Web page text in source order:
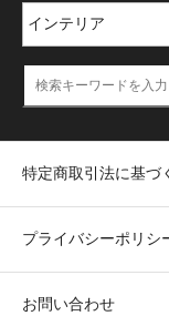
特定商取引法に基づ
プライバシーポリシ
お問い合わせ